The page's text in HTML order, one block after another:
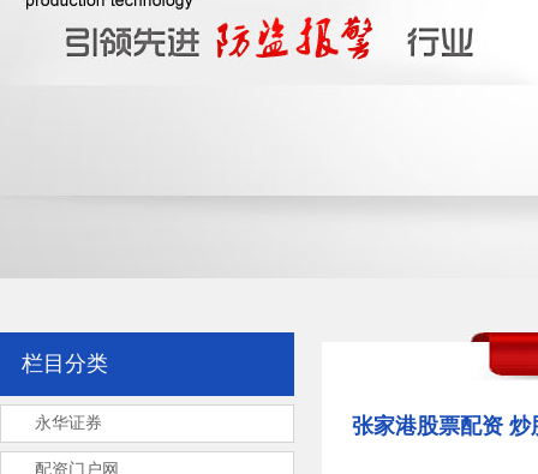
张家港股票配资 炒
栏目分类
永华证券
配资门户网